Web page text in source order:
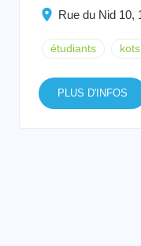
Rue du Nid 10,
étudiants
PLUS D'INFOS